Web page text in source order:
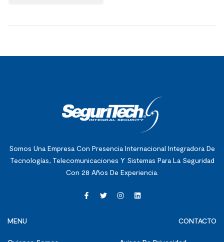
Somos Una Empresa Con Presencia Internacional Integradora De
Tecnologías, Telecomunicaciones Y Sistemas Para La Seguridad
Con 28 Años De Experiencia.
MENU CONTACTO